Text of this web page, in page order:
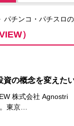
パチンコ・パチスロ
）
資の概念を変えた
株式会社
東京…